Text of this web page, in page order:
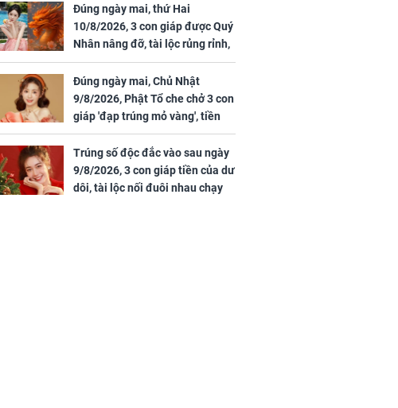
Đúng ngày mai, thứ Hai
10/8/2026, 3 con giáp được Quý
Nhân nâng đỡ, tài lộc rủng rỉnh,
yên tâm hưởng vinh hoa Phú
Quý
Đúng ngày mai, Chủ Nhật
9/8/2026, Phật Tổ che chở 3 con
giáp 'đạp trúng mỏ vàng', tiền
bạc nhiều như lá sung, sự
nghiệp vượng phát
Trúng số độc đắc vào sau ngày
9/8/2026, 3 con giáp tiền của dư
dôi, tài lộc nối đuôi nhau chạy